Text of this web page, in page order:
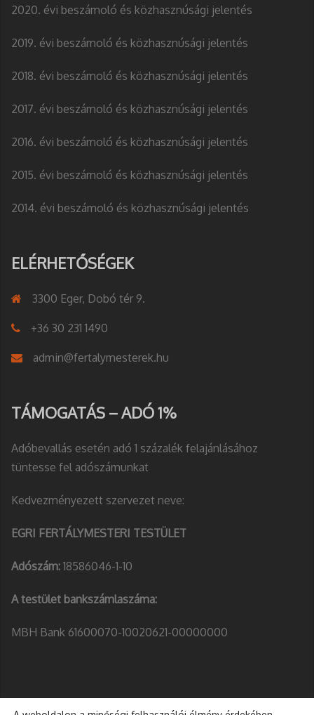
2020. évi beszámoló és közhasznúsági jelentés
2019. évi beszámoló és közhasznúsági jelentés
2018. évi beszámoló és közhasznúsági jelentés
2017. évi beszámoló és közhasznúsági jelentés
2016. évi beszámoló és közhasznúsági jelentés
2015. évi beszámoló és közhasznúsági jelentés
2014. évi beszámoló és közhasznúsági jelentés
ELÉRHETŐSÉGEK
3300 Eger, Dobó tér 9.
+36 30 231 1490
admin@fertalymesterek.hu
TÁMOGATÁS – ADÓ 1%
Adóbevallás esetén adó 1 százalék felajánlásához
tüntesse fel adószámunkat
Kedvezményezett szervezet neve:
EGRI FERTÁLYMESTERI TESTÜLET
Adószám: 18586046-1-10
A testület bankszámlaszáma:
MBH Bank 61600070-10020621-00000000